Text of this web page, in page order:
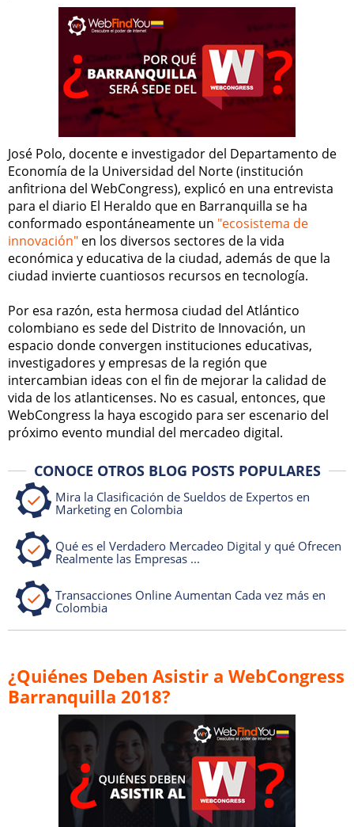
José Polo, docente e investigador del Departamento de
Economía de la Universidad del Norte (institución
anfitriona del WebCongress), explicó en una entrevista
para el diario El Heraldo que en Barranquilla se ha
conformado espontáneamente un "ecosistema de
innovación" en los diversos sectores de la vida
económica y educativa de la ciudad, además de que la
ciudad invierte cuantiosos recursos en tecnología.
Por esa razón, esta hermosa ciudad del Atlántico
colombiano es sede del Distrito de Innovación, un
espacio donde convergen instituciones educativas,
investigadores y empresas de la región que
intercambian ideas con el fin de mejorar la calidad de
vida de los atlanticenses. No es casual, entonces, que
WebCongress la haya escogido para ser escenario del
próximo evento mundial del mercadeo digital.
CONOCE OTROS BLOG POSTS POPULARES
Mira la Clasificación de Sueldos de Expertos en
Marketing en Colombia
Qué es el Verdadero Mercadeo Digital y qué Ofrecen
Realmente las Empresas ...
Transacciones Online Aumentan Cada vez más en
Colombia
¿Quiénes Deben Asistir a WebCongress
Barranquilla 2018?